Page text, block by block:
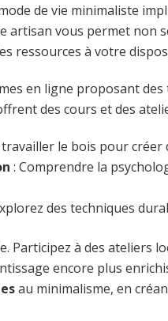
de vie minimaliste
artisan vous permet non
ressources à votre
en ligne proposant
des cours et des
le bois pour créer
: Comprendre la
des techniques
Participez à des ateliers
encore plus
au minimalisme, en